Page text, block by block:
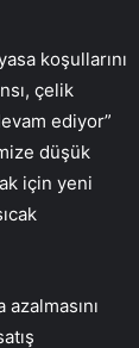
koşullarını
çelik
ediyor”
düşük
için yeni